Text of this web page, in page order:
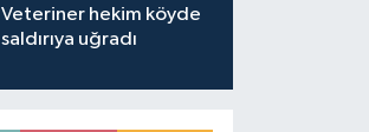
Veteriner hekim köyde
saldırıya uğradı